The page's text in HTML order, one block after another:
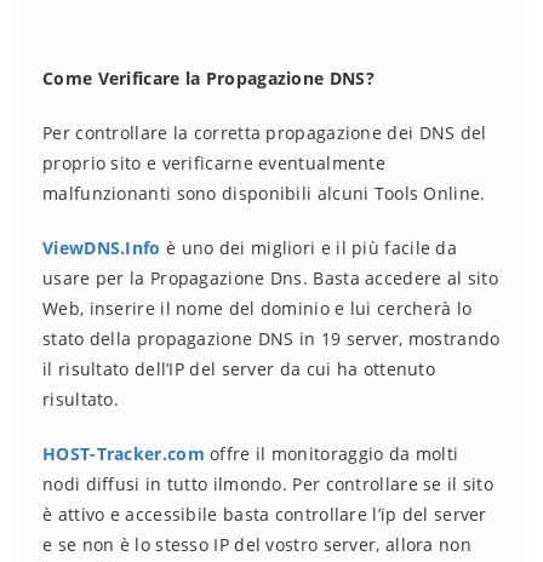
Come Verificare la Propagazione DNS?
Per controllare la corretta propagazione dei DNS del
proprio sito e verificarne eventualmente
malfunzionanti sono disponibili alcuni Tools Online.
ViewDNS.Info è uno dei migliori e il più facile da
usare per la Propagazione Dns. Basta accedere al sito
Web, inserire il nome del dominio e lui cercherà lo
stato della propagazione DNS in 19 server, mostrando
il risultato dell’IP del server da cui ha ottenuto
risultato.
HOST-Tracker.com offre il monitoraggio da molti
nodi diffusi in tutto ilmondo. Per controllare se il sito
è attivo e accessibile basta controllare l’ip del server
e se non è lo stesso IP del vostro server, allora non